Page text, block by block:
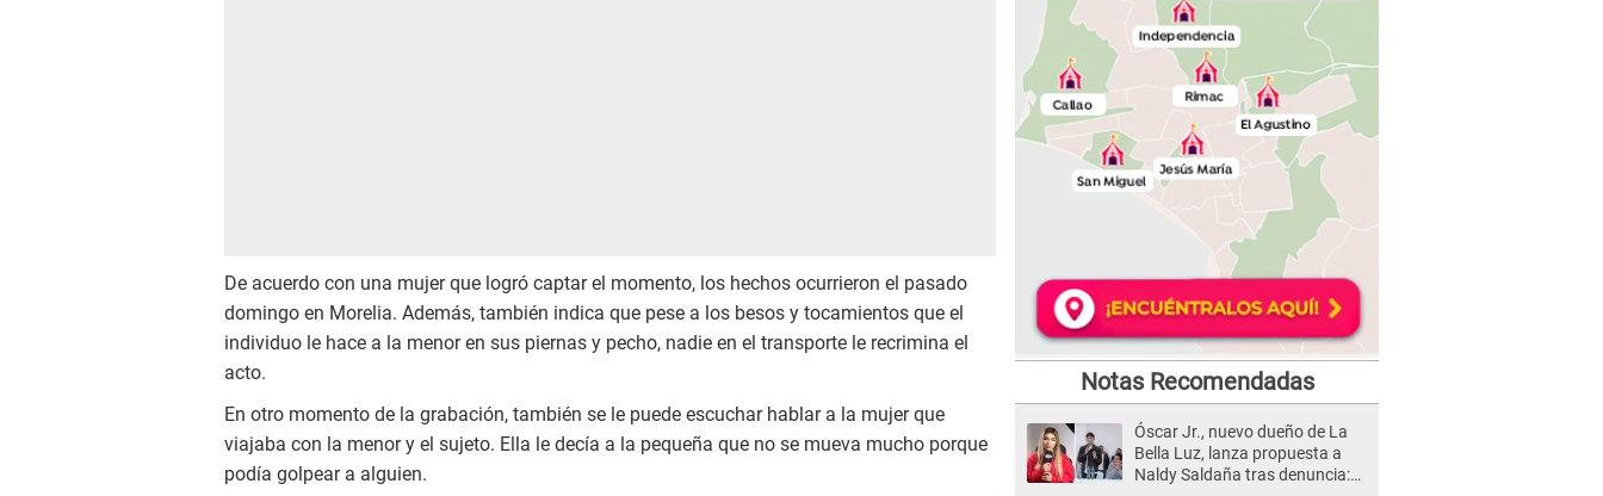
De acuerdo con una mujer que logró captar el momento, los hechos ocurrieron el pasado
domingo en Morelia. Además, también indica que pese a los besos y tocamientos que el
individuo le hace a la menor en sus piernas y pecho, nadie en el transporte le recrimina el
acto.
En otro momento de la grabación, también se le puede escuchar hablar a la mujer que
viajaba con la menor y el sujeto. Ella le decía a la pequeña que no se mueva mucho porque
podía golpear a alguien.
Notas Recomendadas
Óscar Jr., nuevo dueño de La
Bella Luz, lanza propuesta a
Naldy Saldaña tras denuncia: